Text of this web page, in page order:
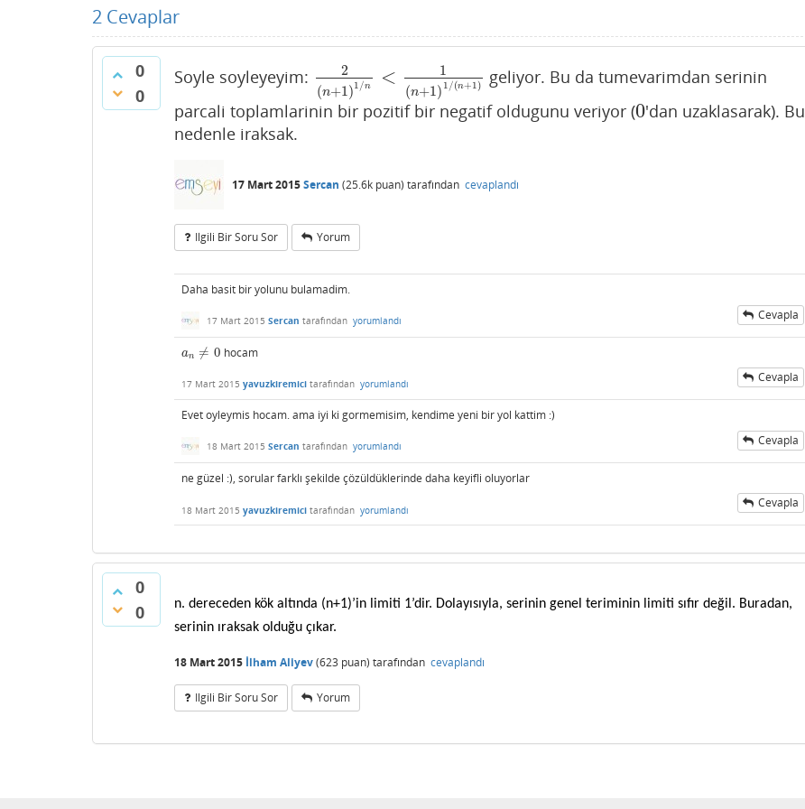
2 Cevaplar
0
0
Soyle soyleyeyim:
2
(n+1)1/n <
1
(n+1) 1/(n+1)
2(n+1)1/ n<1 (n+1)1/(n+1 )geliyor. Bu da tumevarimdan serinin
parcali toplamlarinin bir pozitif bir negatif oldugunu veriyor (0
0'dan uzaklasarak). Bu
nedenle iraksak.
17 Mart 2015Sercan (25.6k puan) tarafından cevaplandı
Ilgili Bir Soru Sor Yorum
Daha basit bir yolunu bulamadim.
17 Mart 2015 Sercan tarafından yorumlandı Cevapla
an ≠ 0
an ≠0 hocam
17 Mart 2015 yavuzkiremici tarafından yorumlandı Cevapla
Evet oyleymis hocam. ama iyi ki gormemisim, kendime yeni bir yol kattim :)
18 Mart 2015 Sercan tarafından yorumlandı Cevapla
ne güzel :), sorular farklı şekilde çözüldüklerinde daha keyifli oluyorlar
18 Mart 2015 yavuzkiremici tarafından yorumlandı Cevapla
0
0
n. dereceden kök altında (n+1)’in limiti 1’dir. Dolayısıyla, serinin genel teriminin limiti sıfır değil. Buradan,
serinin ıraksak olduğu çıkar.
18 Mart 2015 İlham Aliyev(623 puan) tarafından cevaplandı
Ilgili Bir Soru Sor Yorum